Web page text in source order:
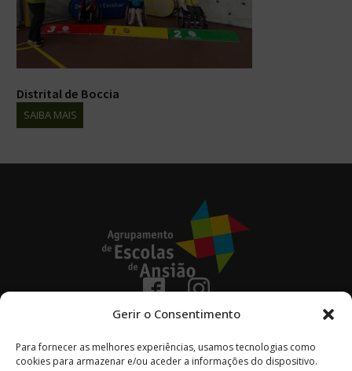
Gerir o Consentimento
Para fornecer as melhores experiências, usamos tecnologias como
cookies para armazenar e/ou aceder a informações do dispositivo.
Distrital de Boccia
SAIBA MAIS
236 670 100
Avenida Coronel Vitorino Henriques Godinho